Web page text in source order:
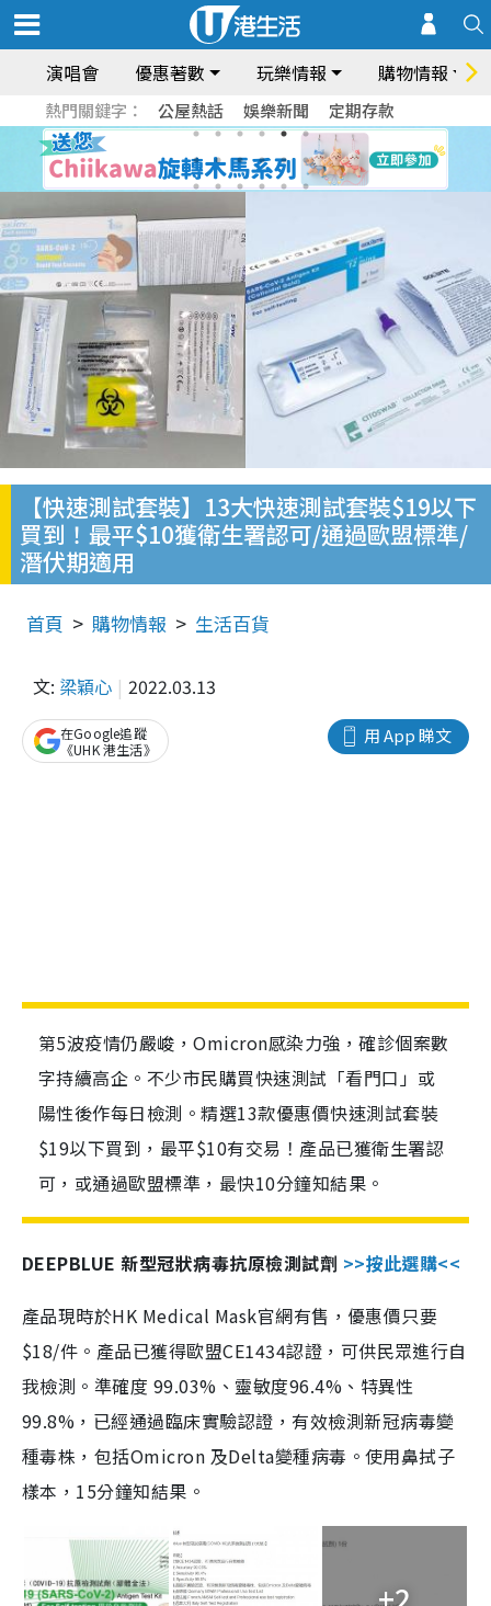
演唱會 優惠著數 玩樂情報 購物情報
熱門關鍵字： 公屋熱話 娛樂新聞 定期存款
【快速測試套裝】13大快速測試套裝$19以下
買到！最平$10獲衛生署認可/通過歐盟標準/
潛伏期適用
首頁 購物情報 生活百貨
文: 梁穎心 2022.03.13
用 App 睇文
在Google追蹤
《UHK 港生活》
第5波疫情仍嚴峻，Omicron感染力強，確診個案數
字持續高企。不少市民購買快速測試「看門口」或
陽性後作每日檢測。精選13款優惠價快速測試套裝
$19以下買到，最平$10有交易！產品已獲衛生署認
可，或通過歐盟標準，最快10分鐘知結果。
DEEPBLUE 新型冠狀病毒抗原檢測試劑 >>按此選購<<
產品現時於HK Medical Mask官網有售，優惠價只要
$18/件。產品已獲得歐盟CE1434認證，可供民眾進行自
我檢測。準確度 99.03%、靈敏度96.4%、特異性
99.8%，已經通過臨床實驗認證，有效檢測新冠病毒變
種毒株，包括Omicron 及Delta變種病毒。使用鼻拭子
樣本，15分鐘知結果。